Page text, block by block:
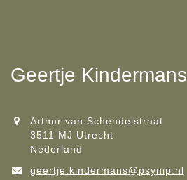
Geertje Kindermans
Arthur van Schendelstraat
3511 MJ Utrecht
Nederland
geertje.kindermans@psynip.nl